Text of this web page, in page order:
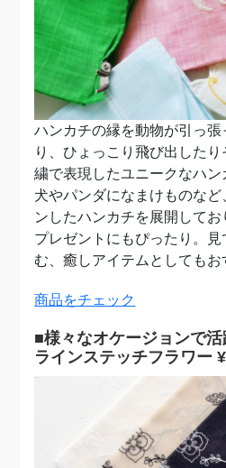
ハンカチの縁を動物が引っ
り、ひょっこり飛び出したり
繍で表現したユニークなハン
犬やパンダになまけものな
ンしたハンカチを展開して
プレゼントにもぴったり 。見
む、癒しアイテムとしても
商品をチェック
■様々なオケージョンで
ラインステッチフラワー